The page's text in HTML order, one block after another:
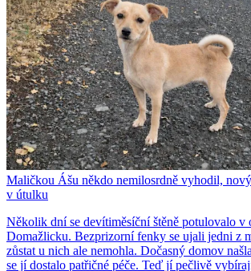
Maličkou Ášu někdo nemilosrdně vyhodil,
v útulku
Několik dní se devítiměsíční štěně potulovalo v
Domažlicku. Bezprizorní fenky se ujali jedni z
zůstat u nich ale nemohla. Dočasný domov
se jí dostalo patřičné péče. Teď jí pečlivě